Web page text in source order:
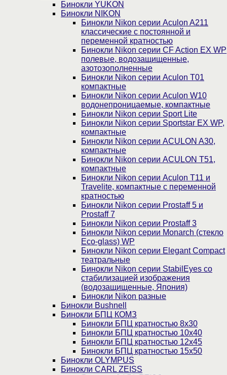
Бинокли YUKON
Бинокли NIKON
Бинокли Nikon серии Aculon A211
классические с постоянной и
переменной кратностью
Бинокли Nikon серии СF Action EX WP
полевые, водозащищенные,
азотозополненные
Бинокли Nikon серии Aculon T01
компактные
Бинокли Nikon серии Aculon W10
водонепроницаемые, компактные
Бинокли Nikon серии Sport Lite
Бинокли Nikon серии Sportstar EX WP,
компактные
Бинокли Nikon серии ACULON A30,
компактные
Бинокли Nikon серии ACULON Т51,
компактные
Бинокли Nikon серии Aculon T11 и
Travelite, компактные с переменной
кратностью
Бинокли Nikon серии Prostaff 5 и
Prostaff 7
Бинокли Nikon серии Prostaff 3
Бинокли Nikon серии Monarch (стекло
Eco-glass) WP
Бинокли Nikon серии Elegant Compact
театральные
Бинокли Nikon серии StabilEyes со
стабилизацией изображения
(водозащищенные, Япония)
Бинокли Nikon разные
Бинокли Bushnell
Бинокли БПЦ КОМЗ
Бинокли БПЦ кратностью 8х30
Бинокли БПЦ кратностью 10х40
Бинокли БПЦ кратностью 12х45
Бинокли БПЦ кратностью 15х50
Бинокли OLYMPUS
Бинокли CARL ZEISS